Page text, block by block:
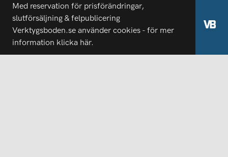
Med reservation för prisförändringar,
slutförsäljning & felpublicering
Verktygsboden.se använder cookies - för mer
information klicka här.